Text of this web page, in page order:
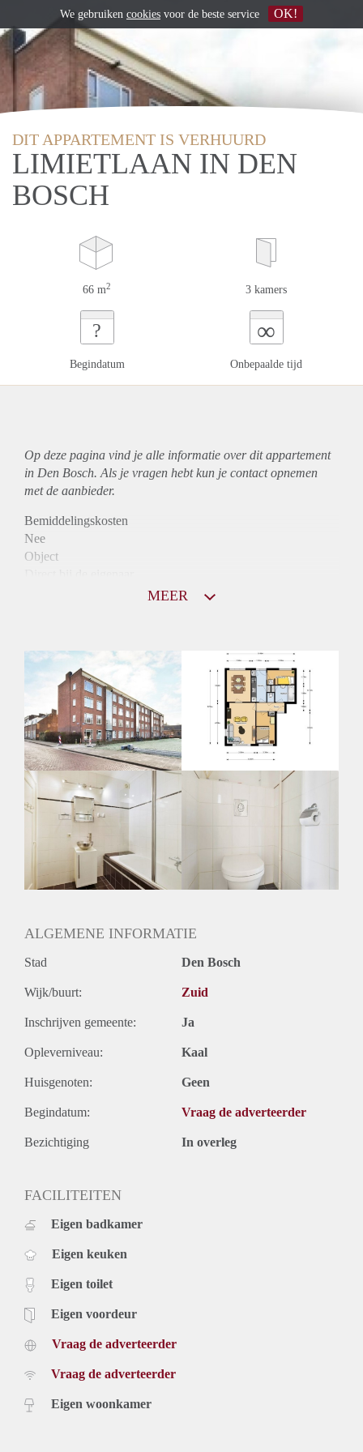
DIT APPARTEMENT IS VERHUURD
LIMIETLAAN IN DEN
BOSCH
66 m2 3 kamers
?
Begindatum
∞
Onbepaalde tijd
Op deze pagina vind je alle informatie over ditappartement
in Den Bosch. Als je vragen hebt kun je contact opnemen
met de aanbieder.
Bemiddelingskosten
Nee
Object
Huurtoeslag
Niet mogelijk
Inkomen eis
3,2 X Maandhuur Bruto
Huurtermijn
Onbepaalde termijn
Oplevering
Kaal
MEER
ALGEMENE INFORMATIE
Stad Den Bosch
Wijk/buurt: Zuid
Inschrijven gemeente: Ja
Opleverniveau: Kaal
Huisgenoten: Geen
Begindatum: Vraag de adverteerder
Bezichtiging In overleg
FACILITEITEN
Eigen badkamer
Eigen keuken
Eigen toilet
Eigen voordeur
Vraag de adverteerder
Vraag de adverteerder
Eigen woonkamer
We gebruiken cookies voor de beste service OK!